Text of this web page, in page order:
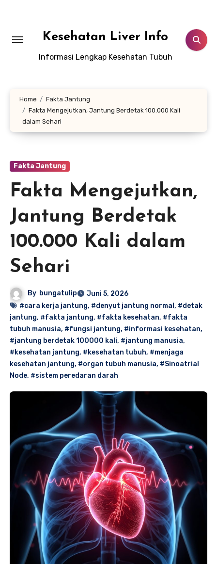
Kesehatan Liver Info
Informasi Lengkap Kesehatan Tubuh
Home
Fakta Jantung
Fakta Mengejutkan, Jantung Berdetak 100.000 Kali
dalam Sehari
Fakta Jantung
Fakta Mengejutkan,
Jantung Berdetak
100.000 Kali dalam
Sehari
By bungatulip
Juni 5, 2026
#cara kerja jantung, #denyut jantung normal , #detak
jantung, #fakta jantung, #fakta kesehatan, #fakta
tubuh manusia, #fungsi jantung, #informasi kesehatan,
#jantung berdetak 100000 kali, #jantung manusia,
#kesehatan jantung, #kesehatan tubuh, #menjaga
kesehatan jantung, #organ tubuh manusia, #Sinoatrial
Node, #sistem peredaran darah